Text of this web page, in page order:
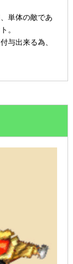
単体の敵であ
。
与出来る為、